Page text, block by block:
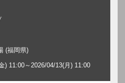
(福岡県)
) 11:00～2026/04/13(月) 11:00